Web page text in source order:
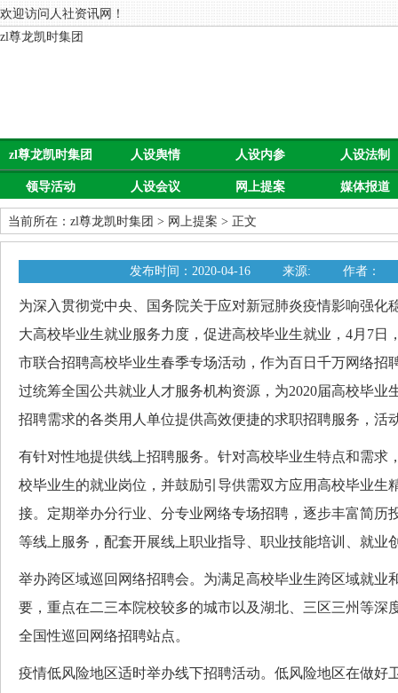
欢迎访问人社资讯网！
zl尊龙凯时集团
zl尊龙凯时集团 人设舆情 人设内参 人设法制
领导活动 人设会议 网上提案 媒体报道
当前所在： zl尊龙凯时集团 > 网上提案 > 正文
发布时间：2020-04-16 来源: 作者：
为深入贯彻党中央、国务院关于应对新冠肺炎疫情影响强化
大高校毕业生就业服务力度，促进高校毕业生就业，4月7日
市联合招聘高校毕业生春季专场活动，作为百日千万网络招
过统筹全国公共就业人才服务机构资源，为2020届高校毕业
招聘需求的各类用人单位提供高效便捷的求职招聘服务，活
有针对性地提供线上招聘服务。针对高校毕业生特点和需求
校毕业生的就业岗位，并鼓励引导供需双方应用高校毕业生
接。定期举办分行业、分专业网络专场招聘，逐步丰富简历
等线上服务，配套开展线上职业指导、职业技能培训、就业
举办跨区域巡回网络招聘会。为满足高校毕业生跨区域就业
要，重点在二三本院校较多的城市以及湖北、三区三州等深
全国性巡回网络招聘站点。
疫情低风险地区适时举办线下招聘活动。低风险地区在做好